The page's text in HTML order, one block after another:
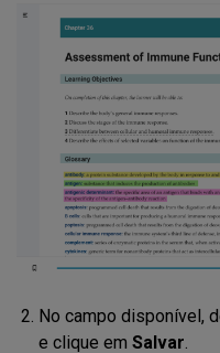
No campo disponível,
e clique em Salvar.